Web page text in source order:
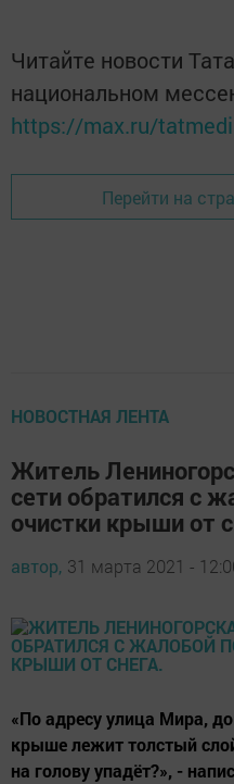
Читайте новости
национальном
https://max.ru/
Перейти на
НОВОСТНАЯ ЛЕНТА
Житель
сети обратился с
очистки крыши от
автор, 31 марта 2021 -
«По адресу улица Мира,
крыше лежит толстый
на голову упадёт?», -